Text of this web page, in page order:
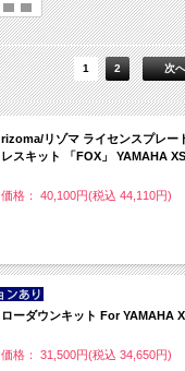
1 2 次へ
rizoma/リゾマ ライセンスプレー
レスキット 「FOX」 YAMAHA
価格： 40,100円(税込 44,110円)
ローダウンキット For YAMAHA
価格： 31,500円(税込 34,650円)